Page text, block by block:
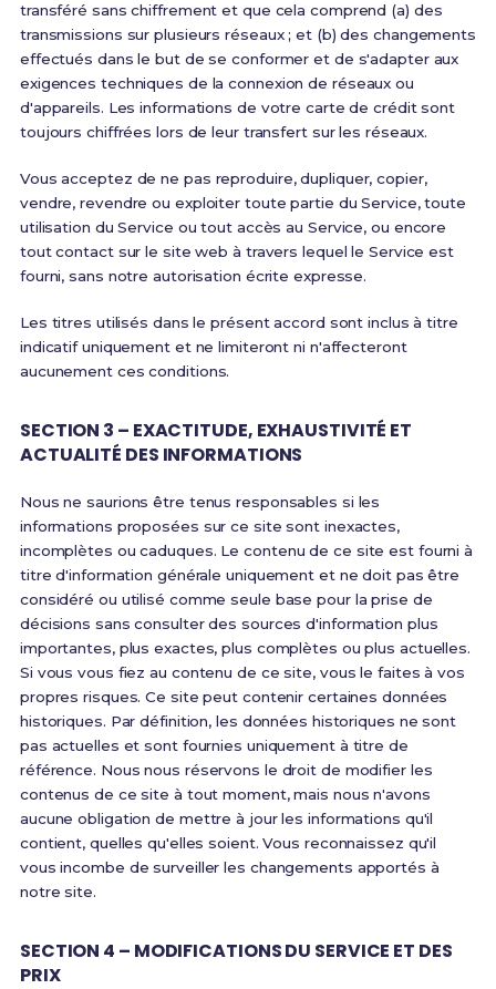
transféré sans chiffrement et que cela comprend (a) des
transmissions sur plusieurs réseaux ; et (b) des changements
effectués dans le but de se conformer et de s'adapter aux
exigences techniques de la connexion de réseaux ou
d'appareils. Les informations de votre carte de crédit sont
toujours chiffrées lors de leur transfert sur les réseaux.
Vous acceptez de ne pas reproduire, dupliquer, copier,
vendre, revendre ou exploiter toute partie du Service, toute
utilisation du Service ou tout accès au Service, ou encore
tout contact sur le site web à travers lequel le Service est
fourni, sans notre autorisation écrite expresse.
Les titres utilisés dans le présent accord sont inclus à titre
indicatif uniquement et ne limiteront ni n'affecteront
aucunement ces conditions.
SECTION 3 – EXACTITUDE, EXHAUSTIVITÉ ET
ACTUALITÉ DES INFORMATIONS
Nous ne saurions être tenus responsables si les
informations proposées sur ce site sont inexactes,
incomplètes ou caduques. Le contenu de ce site est fourni à
titre d'information générale uniquement et ne doit pas être
considéré ou utilisé comme seule base pour la prise de
décisions sans consulter des sources d'information plus
importantes, plus exactes, plus complètes ou plus actuelles.
Si vous vous fiez au contenu de ce site, vous le faites à vos
propres risques. Ce site peut contenir certaines données
historiques. Par définition, les données historiques ne sont
pas actuelles et sont fournies uniquement à titre de
référence. Nous nous réservons le droit de modifier les
contenus de ce site à tout moment, mais nous n'avons
aucune obligation de mettre à jour les informations qu'il
contient, quelles qu'elles soient. Vous reconnaissez qu'il
vous incombe de surveiller les changements apportés à
notre site.
SECTION 4 – MODIFICATIONS DU SERVICE ET DES
PRIX